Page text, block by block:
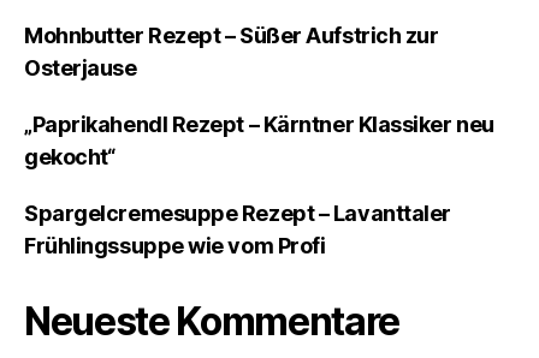
Mohnbutter Rezept – Süßer Aufstrich zur
Osterjause
„Paprikahendl Rezept – Kärntner Klassiker neu
gekocht“
Spargelcremesuppe Rezept – Lavanttaler
Frühlingssuppe wie vom Profi
Neueste Kommentare